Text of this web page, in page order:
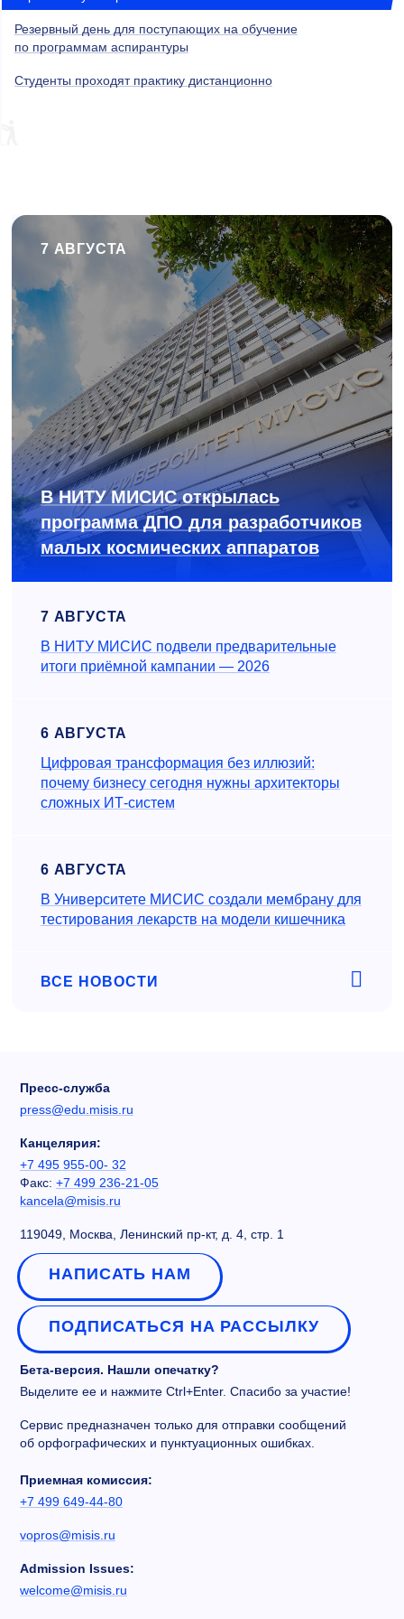
Резервный день для поступающих на обучение
по программам аспирантуры
Студенты проходят практику дистанционно
7 АВГУСТА
В НИТУ МИСИС открылась
программа ДПО для разработчиков
малых космических аппаратов
7 АВГУСТА
В НИТУ МИСИС подвели предварительные
итоги приёмной кампании — 2026
6 АВГУСТА
Цифровая трансформация без иллюзий:
почему бизнесу сегодня нужны архитекторы
сложных ИТ-систем
6 АВГУСТА
В Университете МИСИС создали мембрану для
тестирования лекарств на модели кишечника
ВСЕ НОВОСТИ
Пресс-служба
press@edu.misis.ru
Канцелярия:
+7 495 955-00- 32
Факс: +7 499 236-21-05
kancela@misis.ru
119049, Москва, Ленинский пр-кт, д. 4, стр. 1
НАПИСАТЬ НАМ
ПОДПИСАТЬСЯ НА РАССЫЛКУ
Бета-версия. Нашли опечатку?
Выделите ее и нажмите Ctrl+Enter. Спасибо за участие!
Сервис предназначен только для отправки сообщений
об орфографических и пунктуационных ошибках.
Приемная комиссия:
+7 499 649-44-80
vopros@misis.ru
Admission Issues:
welcome@misis.ru